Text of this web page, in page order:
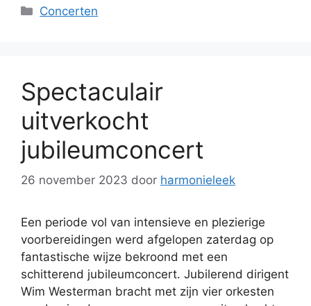
Categorieën
Concerten
Spectaculair
uitverkocht
jubileumconcert
26 november 2023 door harmonieleek
Een periode vol van intensieve en plezierige
voorbereidingen werd afgelopen zaterdag op
fantastische wijze bekroond met een
schitterend jubileumconcert. Jubilerend dirigent
Wim Westerman bracht met zijn vier orkesten